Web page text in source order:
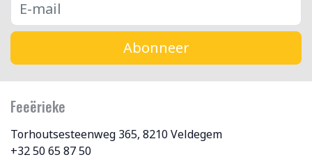
Abonneer
Feeërieke
Torhoutsesteenweg 365, 8210 Veldegem
+32 50 65 87 50